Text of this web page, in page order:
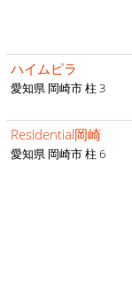
ハイムピラ
愛知県 岡崎市 柱 3
Residential岡崎
愛知県 岡崎市 柱 6